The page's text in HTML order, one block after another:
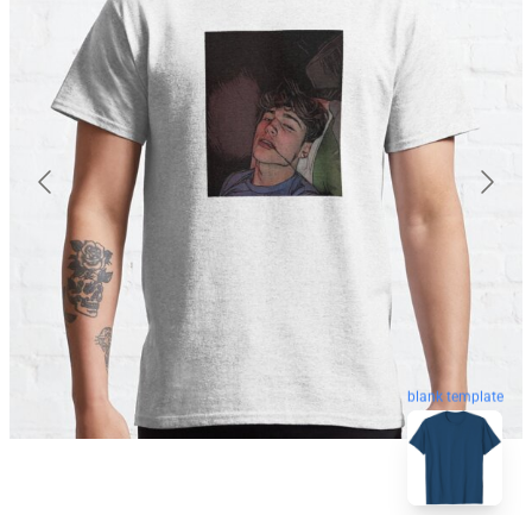
blank template